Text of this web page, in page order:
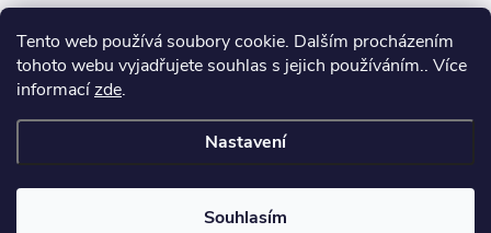
Tento web používá soubory cookie. Dalším procházením
tohoto webu vyjadřujete souhlas s jejich používáním.. Více
informacízde.
Nastavení
Souhlasím